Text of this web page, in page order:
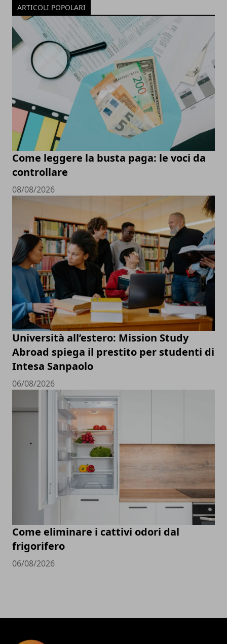
ARTICOLI POPOLARI
Come leggere la busta paga: le voci da
controllare
08/08/2026
Università all’estero: Mission Study
Abroad spiega il prestito per studenti di
Intesa Sanpaolo
06/08/2026
Come eliminare i cattivi odori dal
frigorifero
06/08/2026